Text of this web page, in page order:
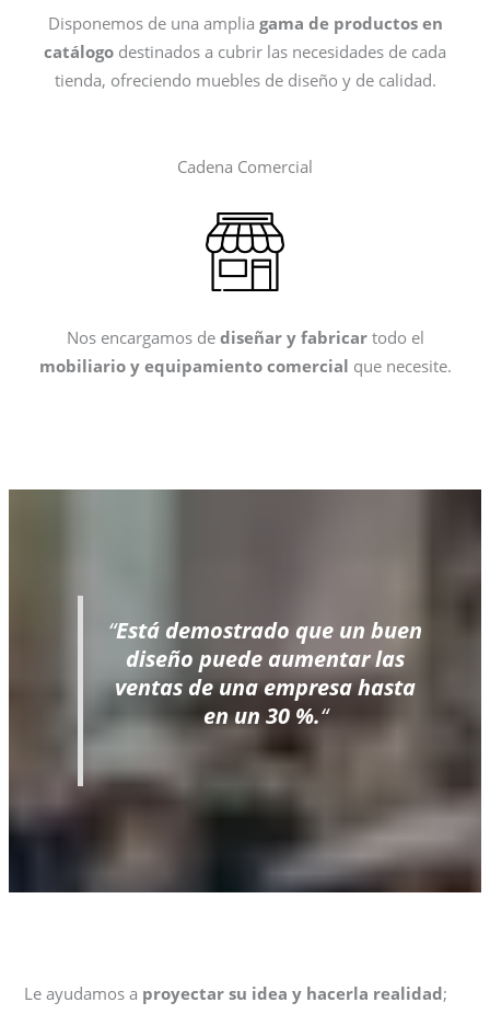
Disponemos de una amplia gama de productos en
catálogo destinados a cubrir las necesidades de cada
tienda, ofreciendo muebles de diseño y de calidad.
Cadena Comercial
Nos encargamos de diseñar y fabricartodo el
mobiliario y equipamiento comercial que necesite.
“Está demostrado que un buen
diseño puede aumentar las
ventas de una empresa hasta
en un 30 %.“
Le ayudamos a proyectar su idea y hacerla realidad;